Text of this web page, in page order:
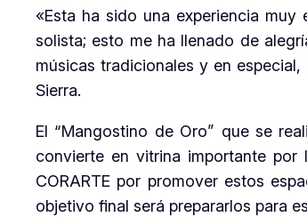
«Esta ha sido una experiencia
solista; esto me ha llenado de
músicas tradicionales y en
Sierra.
El “Mangostino de Oro” que se
convierte en vitrina importante
CORARTE por promover estos
objetivo final será prepararlos para